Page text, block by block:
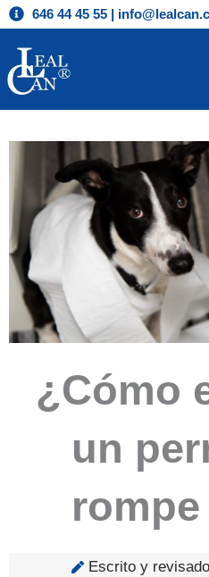
al
contenido
646 44 45 55 |
¿Cómo
un
Escrito y